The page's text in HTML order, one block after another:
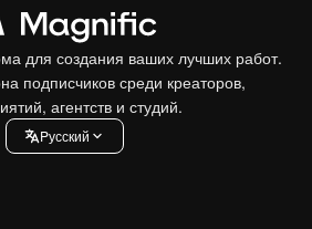
для создания ваших лучших работ.
подписчиков среди креаторов,
агентств и студий.
Pусский